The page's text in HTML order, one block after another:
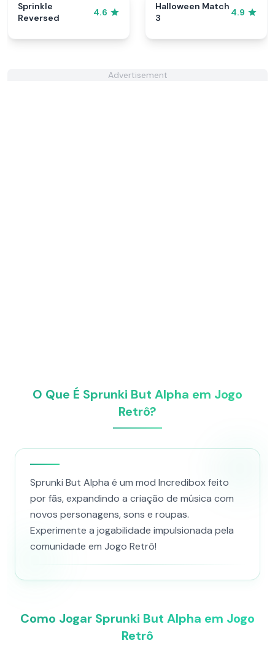
Sprinkle
Reversed
4.6
Halloween Match
3
4.9
Advertisement
O Que É Sprunki But Alpha em Jogo
Retrô?
Sprunki But Alpha é um mod Incredibox feito
por fãs, expandindo a criação de música com
novos personagens, sons e roupas.
Experimente a jogabilidade impulsionada pela
comunidade em Jogo Retrô!
Como Jogar Sprunki But Alpha em Jogo
Retrô